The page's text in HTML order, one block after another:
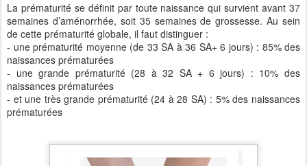
La prématurité se définit par toute naissance qui survient avant 37
semaines d’aménorrhée, soit 35 semaines de grossesse. Au sein
de cette prématurité globale, il faut distinguer :
- une prématurité moyenne (de 33 SA à 36 SA+ 6 jours) : 85% des
naissances prématurées
- une grande prématurité (28 à 32 SA + 6 jours) : 10% des
naissances prématurées
- et une très grande prématurité (24 à 28 SA) : 5% des naissances
prématurées